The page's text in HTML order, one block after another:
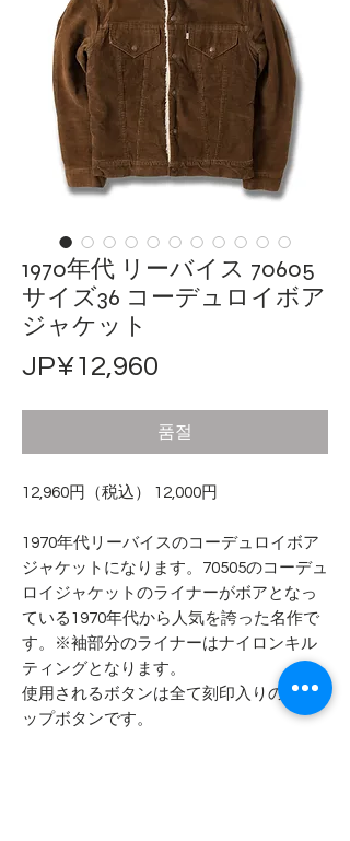
1970年代 リーバイス 70605
サイズ36 コーデュロイボア
ジャケット
JP¥12,960
품절
12,960円（税込） 12,000円
1970年代リーバイスのコーデュロイボア
ジャケットになります。70505のコーデュ
ロイジャケットのライナーがボアとなっ
ている1970年代から人気を誇った名作で
す。※袖部分のライナーはナイロンキル
ティングとなります。
使用されるボタンは全て刻印入りのスナ
ップボタンです。